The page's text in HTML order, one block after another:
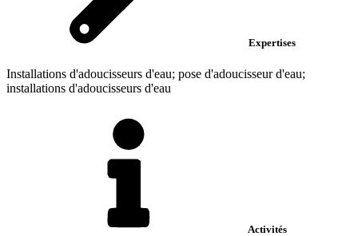
Expertises
Installations d'adoucisseurs d'eau; pose d'adoucisseur d'eau;
installations d'adoucisseurs d'eau
Activités